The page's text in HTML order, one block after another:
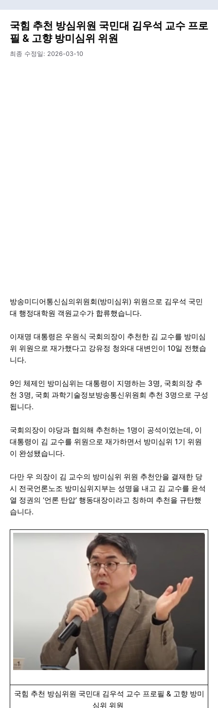
국힘 추천 방심위원 국민대 김우석 교수 프로
필 & 고향 방미심위 위원
최종 수정일: 2026-03-10
방송미디어통신심의위원회(방미심위) 위원으로 김우석 국민
대 행정대학원 객원교수가 합류했습니다.
이재명 대통령은 우원식 국회의장이 추천한 김 교수를 방미심
위 위원으로 재가했다고 강유정 청와대 대변인이 10일 전했습
니다.
9인 체제인 방미심위는 대통령이 지명하는 3명, 국회의장 추
천 3명, 국회 과학기술정보방송통신위원회 추천 3명으로 구성
됩니다.
국회의장이 야당과 협의해 추천하는 1명이 공석이었는데, 이
대통령이 김 교수를 위원으로 재가하면서 방미심위 1기 위원
이 완성됐습니다.
다만 우 의장이 김 교수의 방미심위 위원 추천안을 결재한 당
시 전국언론노조 방미심위지부는 성명을 내고 김 교수를 윤석
열 정권의 ‘언론 탄압’ 행동대장이라고 칭하며 추천을 규탄했
습니다.
국힘 추천 방심위원 국민대 김우석 교수 프로필 & 고향 방미
심위 위원